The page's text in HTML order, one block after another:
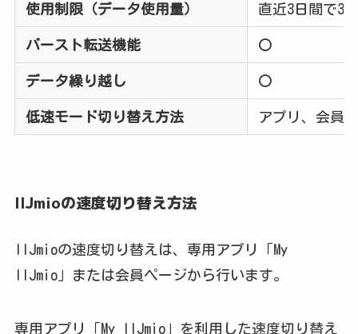
使用制限（データ使用量） 直近3日間で
バースト転送機能 〇
データ繰り越し 〇
低速モード切り替え方法 アプリ、会員
IIJmioの速度切り替え方法
IIJmioの速度切り替えは、専用アプリ「My
IIJmio」または会員ページから行います。
専用アプリ「My IIJmio」を利用した速度切り替え